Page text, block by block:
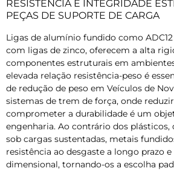
RESISTÊNCIA E INTEGRIDADE
PEÇAS DE SUPORTE DE CARGA
Ligas de alumínio fundido como
com ligas de zinco, oferecem a alta
componentes estruturais em
elevada relação resistência-peso é
de redução de peso em Veículos de
sistemas de trem de força, onde
comprometer a durabilidade é um
engenharia. Ao contrário dos plásticos,
sob cargas sustentadas, metais
resistência ao desgaste a longo prazo
dimensional, tornando-os a escolha